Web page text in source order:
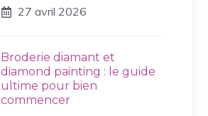
27 avril 2026
Broderie diamant et
diamond painting : le guide
ultime pour bien
commencer